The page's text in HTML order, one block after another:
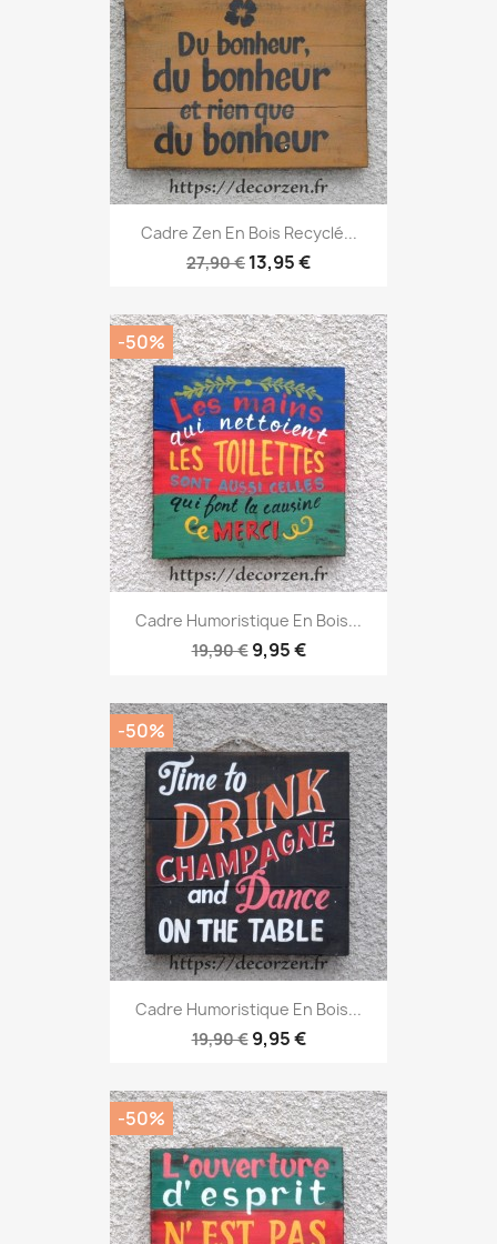
Cadre Zen En Bois Recyclé...
27,90 € 13,95 €
Cadre Humoristique En Bois...
19,90 € 9,95 €
-50%
Cadre Humoristique En Bois...
19,90 € 9,95 €
-50%
-50%